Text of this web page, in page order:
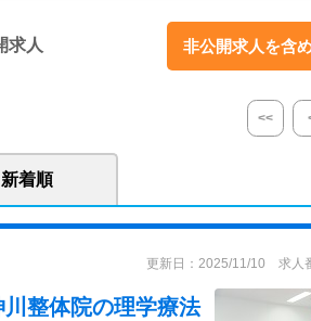
求人 非公開求人を含
<<
新着順
更新日：2025/11/10 求人
整体院の理学療法